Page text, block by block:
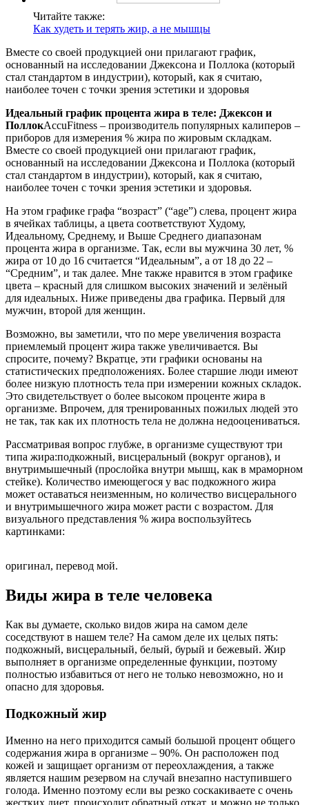
Читайте также:
Как худеть и терять жир, а не мышцы
Вместе со своей продукцией они прилагают график,
основанный на исследовании Джексона и Поллока (который
стал стандартом в индустрии), который, как я считаю,
наиболее точен с точки зрения эстетики и здоровья
Идеальный график процента жира в теле: Джексон и
ПоллокAccuFitness – производитель популярных калиперов –
приборов для измерения % жира по жировым складкам.
Вместе со своей продукцией они прилагают график,
основанный на исследовании Джексона и Поллока (который
стал стандартом в индустрии), который, как я считаю,
наиболее точен с точки зрения эстетики и здоровья.
На этом графике графа “возраст” (“age”) слева, процент жира
в ячейках таблицы, а цвета соответствуют Худому,
Идеальному, Среднему, и Выше Среднего диапазонам
процента жира в организме. Так, если вы мужчина 30 лет, %
жира от 10 до 16 считается “Идеальным”, а от 18 до 22 –
“Средним”, и так далее. Мне также нравится в этом графике
цвета – красный для слишком высоких значений и зелёный
для идеальных. Ниже приведены два графика. Первый для
мужчин, второй для женщин.
Возможно, вы заметили, что по мере увеличения возраста
приемлемый процент жира также увеличивается. Вы
спросите, почему? Вкратце, эти графики основаны на
статистических предположениях. Более старшие люди имеют
более низкую плотность тела при измерении кожных складок.
Это свидетельствует о более высоком проценте жира в
организме. Впрочем, для тренированных пожилых людей это
не так, так как их плотность тела не должна недооцениваться.
Рассматривая вопрос глубже, в организме существуют три
типа жира:подкожный, висцеральный (вокруг органов), и
внутримышечный (прослойка внутри мышц, как в мраморном
стейке). Количество имеющегося у вас подкожного жира
может оставаться неизменным, но количество висцерального
и внутримышечного жира может расти с возрастом. Для
визуального представления % жира воспользуйтесь
картинками:
оригинал, перевод мой.
Виды жира в теле человека
Как вы думаете, сколько видов жира на самом деле
соседствуют в нашем теле? На самом деле их целых пять:
подкожный, висцеральный, белый, бурый и бежевый. Жир
выполняет в организме определенные функции, поэтому
полностью избавиться от него не только невозможно, но и
опасно для здоровья.
Подкожный жир
Именно на него приходится самый большой процент общего
содержания жира в организме – 90%. Он расположен под
кожей и защищает организм от переохлаждения, а также
является нашим резервом на случай внезапно наступившего
голода. Именно поэтому если вы резко соскакиваете с очень
жестких диет, происходит обратный откат, и можно не только